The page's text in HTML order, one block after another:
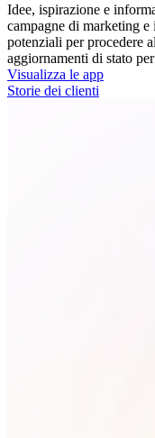
Idee, ispirazione e
campagne di marketing
potenziali per procedere
aggiornamenti di stato
Visualizza le app
Storie dei clienti